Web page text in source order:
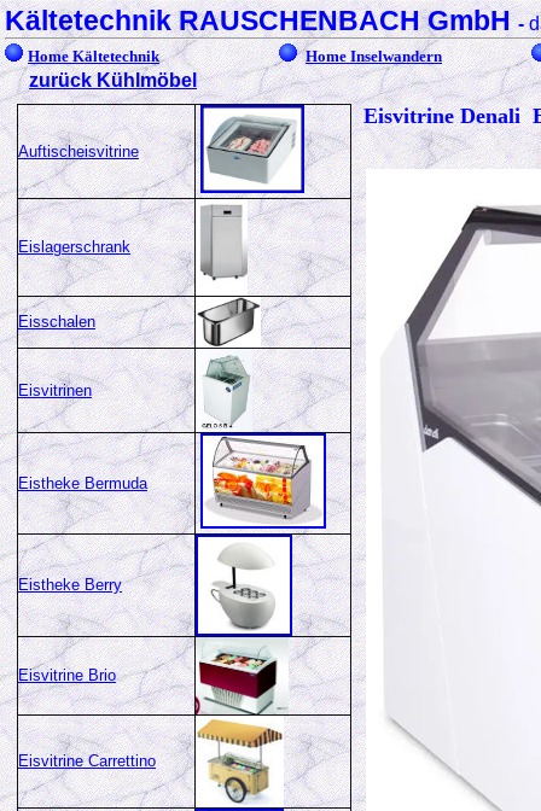
Kältetechnik RAUSCHENBACH GmbH-
Home Kältetechnik Home Inselwandern
zurück Kühlmöbel
Auftischeisvitrine
Eislagerschrank
Eisschalen
Eisvitrinen
Eistheke Bermuda
Eistheke Berry
Eisvitrine Brio
Eisvitrine Carrettino
Eisvitrine Denali